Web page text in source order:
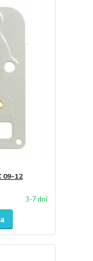
09-12
3-7 dní